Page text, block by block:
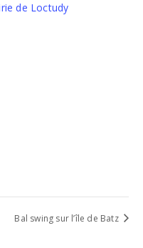
de Loctudy
Bal swing sur l’île de Batz